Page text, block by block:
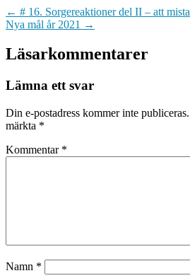
← # 16. Sorgereaktioner del II – att
Nya mål år 2021 →
Läsarkommentarer
Lämna ett svar
Din e-postadress kommer inte publiceras.
märkta *
Kommentar *
Namn *